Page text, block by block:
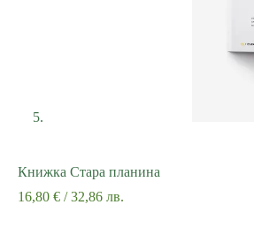
Книжка Стара планина
16,80 € / 32,86 лв.